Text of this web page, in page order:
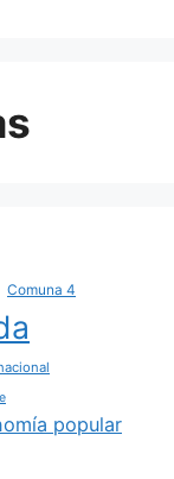
Comuna 4
popular